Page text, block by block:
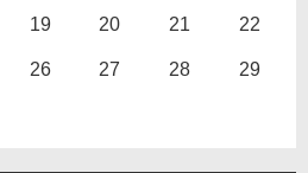
19 20 21 22
26 27 28 29